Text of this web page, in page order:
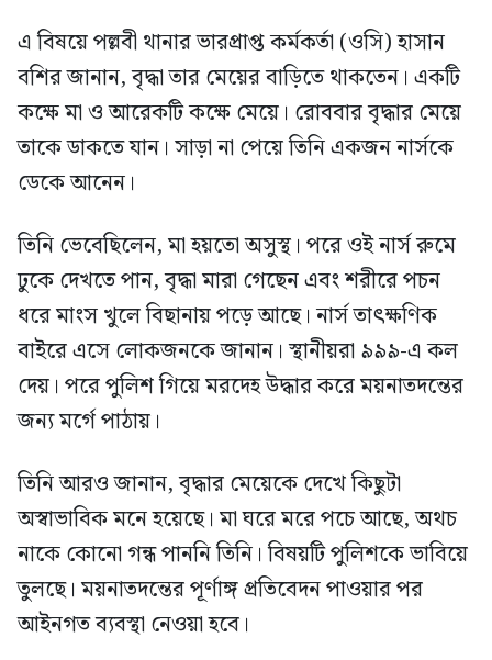
এ বিষয়ে পল্লবী থানার ভারপ্রাপ্ত কর্মকর্তা (ওসি) হাসান
বশির জানান, বৃদ্ধা তার মেয়ের বাড়িতে থাকতেন। একটি
কক্ষে মা ও আরেকটি কক্ষে মেয়ে। রোববার বৃদ্ধার মেয়ে
তাকে ডাকতে যান। সাড়া না পেয়ে তিনি একজন নার্সকে
ডেকে আনেন।
তিনি ভেবেছিলেন, মা হয়তো অসুস্থ। পরে ওই নার্স রুমে
ঢুকে দেখতে পান, বৃদ্ধা মারা গেছেন এবং শরীরে পচন
ধরে মাংস খুলে বিছানায় পড়ে আছে। নার্স তাৎক্ষণিক
বাইরে এসে লোকজনকে জানান। স্থানীয়রা ৯৯৯-এ কল
দেয়। পরে পুলিশ গিয়ে মরদেহ উদ্ধার করে ময়নাতদন্তের
জন্য মর্গে পাঠায়।
তিনি আরও জানান, বৃদ্ধার মেয়েকে দেখে কিছুটা
অস্বাভাবিক মনে হয়েছে। মা ঘরে মরে পচে আছে, অথচ
নাকে কোনো গন্ধ পাননি তিনি। বিষয়টি পুলিশকে ভাবিয়ে
তুলছে। ময়নাতদন্তের পূর্ণাঙ্গ প্রতিবেদন পাওয়ার পর
আইনগত ব্যবস্থা নেওয়া হবে।